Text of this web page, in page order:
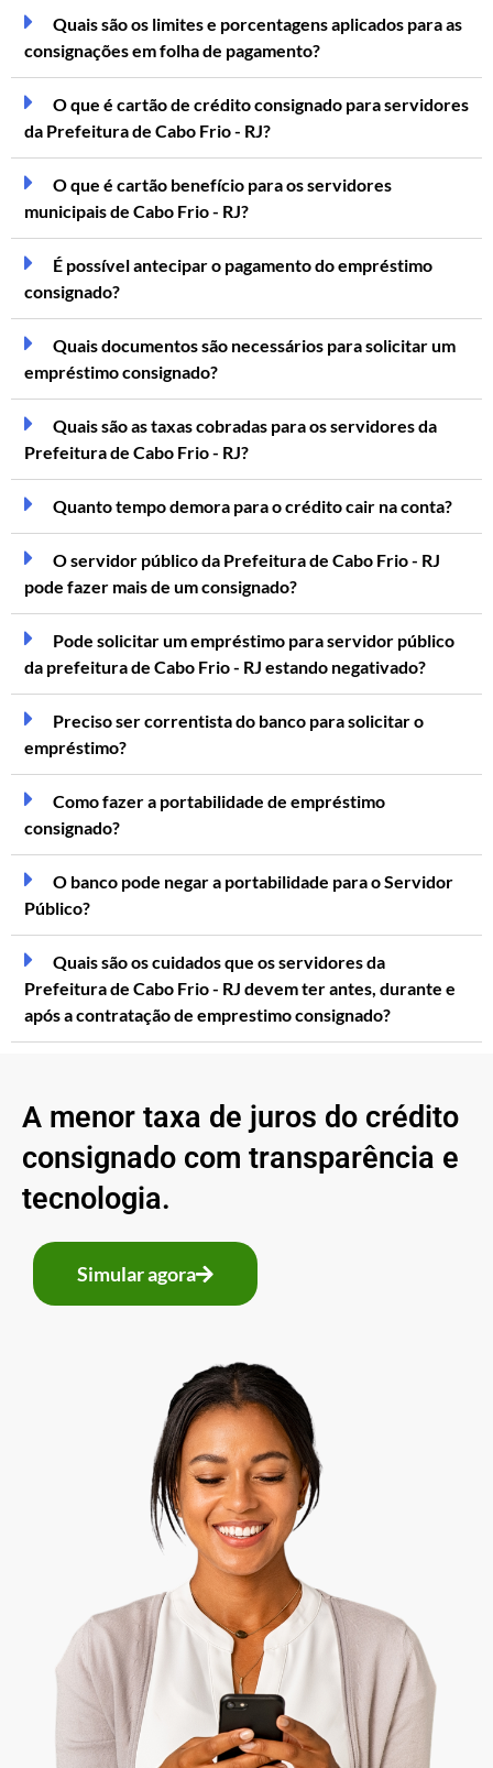
Quais são os limites e porcentagens aplicados para as
consignações em folha de pagamento?
O que é cartão de crédito consignado para servidores
da Prefeitura de Cabo Frio - RJ?
O que é cartão benefício para os servidores
municipais de Cabo Frio - RJ?
É possível antecipar o pagamento do empréstimo
consignado?
Quais documentos são necessários para solicitar um
empréstimo consignado?
Quais são as taxas cobradas para os servidores da
Prefeitura de Cabo Frio - RJ?
Quanto tempo demora para o crédito cair na conta?
O servidor público da Prefeitura de Cabo Frio - RJ
pode fazer mais de um consignado?
Pode solicitar um empréstimo para servidor público
da prefeitura de Cabo Frio - RJ estando negativado?
Preciso ser correntista do banco para solicitar o
empréstimo?
Como fazer a portabilidade de empréstimo
consignado?
O banco pode negar a portabilidade para o Servidor
Público?
Quais são os cuidados que os servidores da
Prefeitura de Cabo Frio - RJ devem ter antes, durante e
após a contratação de emprestimo consignado?
A menor taxa de juros do crédito
consignado com transparência e
tecnologia.
Simular agora